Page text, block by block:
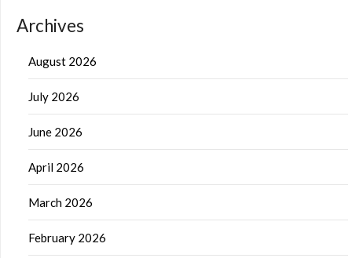
Archives
August 2026
July 2026
June 2026
April 2026
March 2026
February 2026